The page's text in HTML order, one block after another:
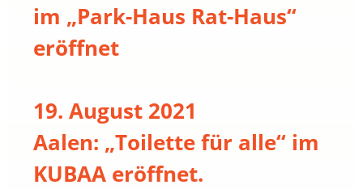
im „Park-Haus Rat-Haus“
eröffnet
19. August 2021
Aalen: „Toilette für alle“ im
KUBAA eröffnet.